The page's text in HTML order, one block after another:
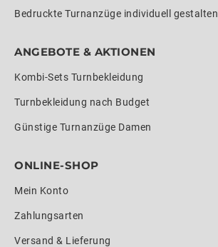
Bedruckte Turnanzüge individuell gestalten
ANGEBOTE & AKTIONEN
Kombi-Sets Turnbekleidung
Turnbekleidung nach Budget
Günstige Turnanzüge Damen
ONLINE-SHOP
Mein Konto
Zahlungsarten
Versand & Lieferung